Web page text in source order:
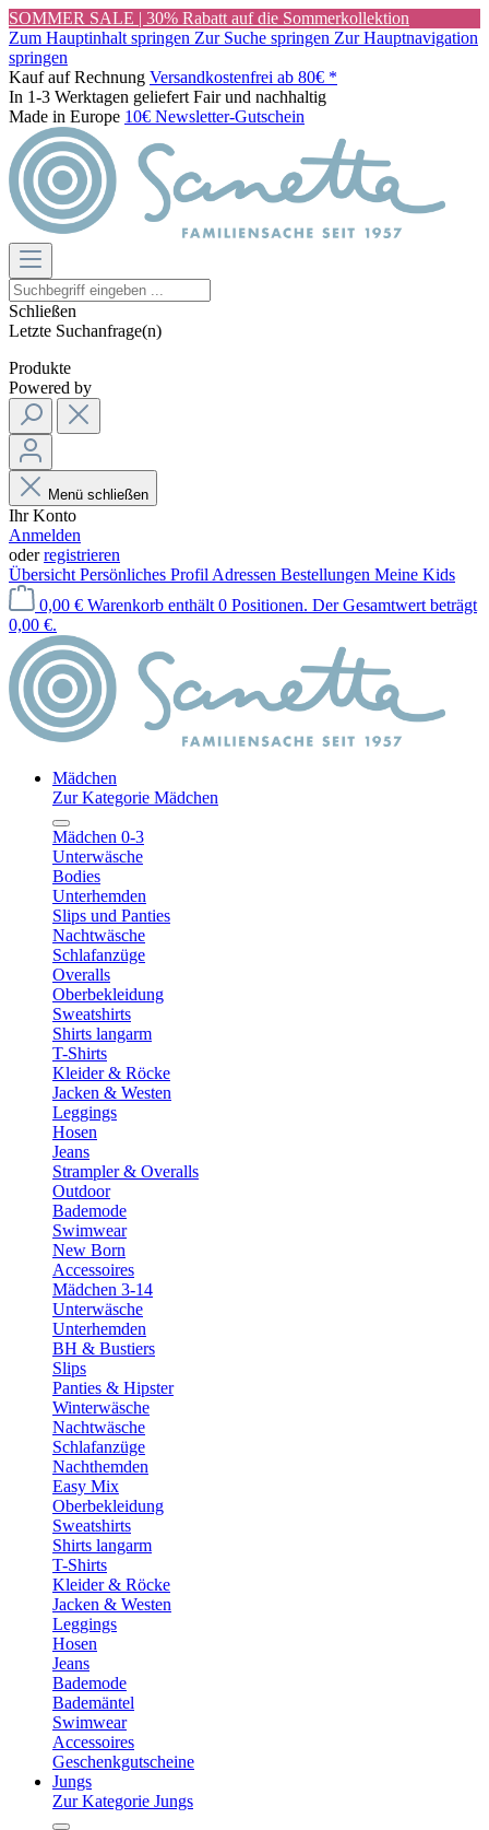
SOMMER SALE | 30% Rabatt auf die Sommerkollektion
Zum Hauptinhalt springen Zur Suche springen Zur Hauptnavigation
springen
Kauf auf Rechnung Versandkostenfrei ab 80€ *
In 1-3 Werktagen geliefert Fair und nachhaltig
Made in Europe 10€ Newsletter-Gutschein
Schließen
Letzte Suchanfrage(n)
Produkte
Powered by
Menü schließen
Ihr Konto
Anmelden
oderregistrieren
Übersicht Persönliches Profil Adressen Bestellungen Meine Kids
0,00 € Warenkorb enthält 0 Positionen. Der Gesamtwert beträgt
0,00 €.
Mädchen
Zur Kategorie Mädchen
Mädchen 0-3
Unterwäsche
Bodies
Unterhemden
Slips und Panties
Nachtwäsche
Schlafanzüge
Overalls
Oberbekleidung
Sweatshirts
Shirts langarm
T-Shirts
Kleider & Röcke
Jacken & Westen
Leggings
Hosen
Jeans
Strampler & Overalls
Outdoor
Bademode
Swimwear
New Born
Accessoires
Mädchen 3-14
Unterwäsche
Unterhemden
BH & Bustiers
Slips
Panties & Hipster
Winterwäsche
Nachtwäsche
Schlafanzüge
Nachthemden
Easy Mix
Oberbekleidung
Sweatshirts
Shirts langarm
T-Shirts
Kleider & Röcke
Jacken & Westen
Leggings
Hosen
Jeans
Bademode
Bademäntel
Swimwear
Accessoires
Geschenkgutscheine
Jungs
Zur Kategorie Jungs